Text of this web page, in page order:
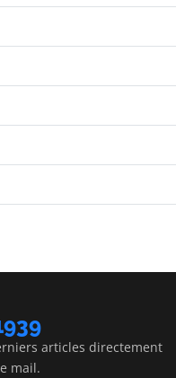
articles directement
mail.